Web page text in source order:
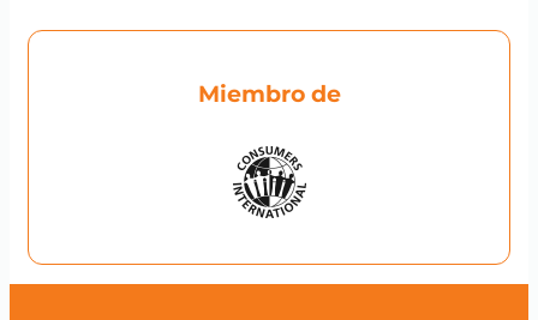
Miembro de